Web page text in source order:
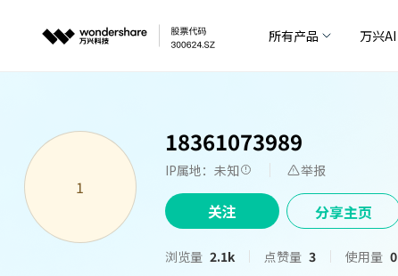
所有产品 万兴AI
1
18361073989
IP属地：未知 举报
关注 分享主页
浏览量 2.1k 点赞量 3 使用量 0